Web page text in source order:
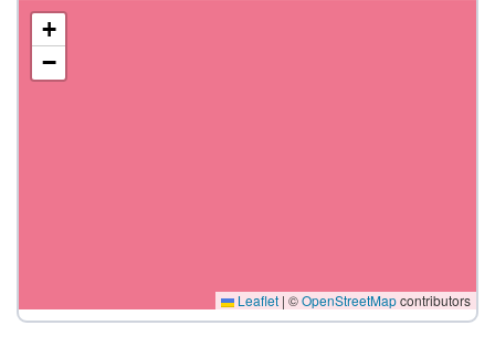
+
−
Leaflet | ©OpenStreetMapcontributors